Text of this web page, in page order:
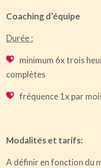
Coaching d’équipe
Durée :
minimum 6x trois
complètes
fréquence 1x par
Modalités et tarifs:
A définir en fonction du